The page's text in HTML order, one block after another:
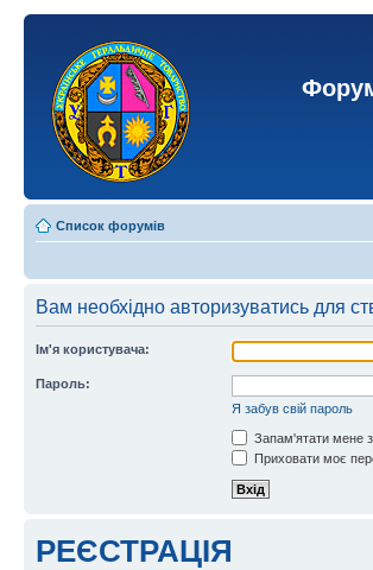
Список форумів
Вам необхідно авторизуватись для
Ім'я користувача:
Пароль:
Я забув свій пароль
Запам'ятати мене
Приховати моє
РЕЄСТРАЦІЯ